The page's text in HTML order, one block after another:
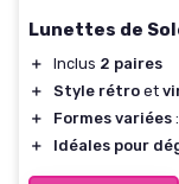
Lunettes de
＋ Inclus 2 paires
＋
Style rétro et
＋
Formes variées
＋
Idéales pour